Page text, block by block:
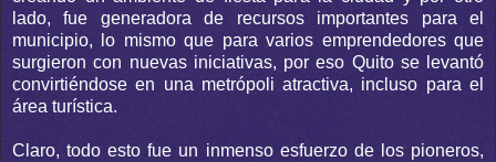
lado, fue generadora de recursos importantes para el
municipio, lo mismo que para varios emprendedores que
surgieron con nuevas iniciativas, por eso Quito se levantó
convirtiéndose en una metrópoli atractiva, incluso para el
área turística.
Claro, todo esto fue un inmenso esfuerzo de los pioneros,